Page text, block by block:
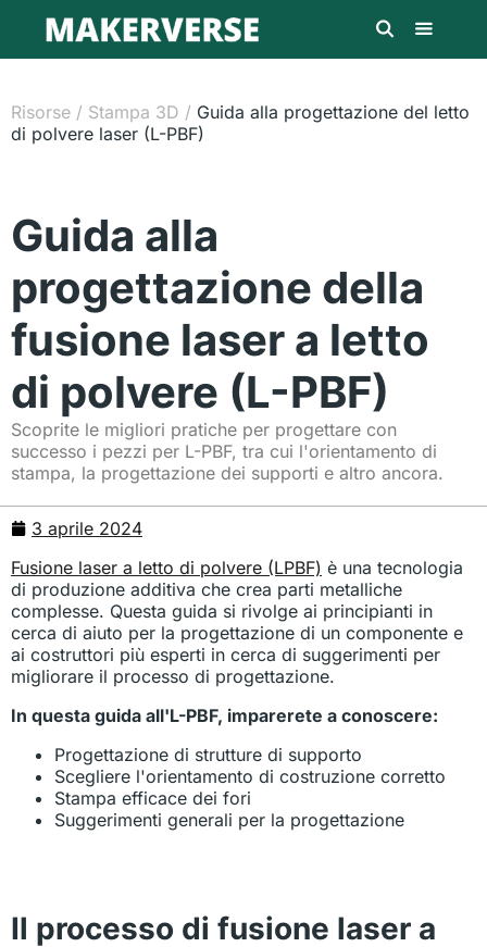
Risorse / Stampa 3D / Guida alla progettazione del letto
di polvere laser (L-PBF)
Guida alla
progettazione della
fusione laser a letto
di polvere (L-PBF)
Scoprite le migliori pratiche per progettare con
successo i pezzi per L-PBF, tra cui l'orientamento di
stampa, la progettazione dei supporti e altro ancora.
3 aprile 2024
Fusione laser a letto di polvere (LPBF) è una tecnologia
di produzione additiva che crea parti metalliche
complesse. Questa guida si rivolge ai principianti in
cerca di aiuto per la progettazione di un componente e
ai costruttori più esperti in cerca di suggerimenti per
migliorare il processo di progettazione.
In questa guida all'L-PBF, imparerete a conoscere:
Progettazione di strutture di supporto
Scegliere l'orientamento di costruzione corretto
Stampa efficace dei fori
Suggerimenti generali per la progettazione
Il processo di fusione laser a